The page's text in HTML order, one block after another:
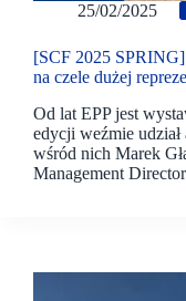
25/02/2025
[SCF 2025
na czele dużej
Od lat EPP jest
edycji weźmie
wśród nich Marek
Management